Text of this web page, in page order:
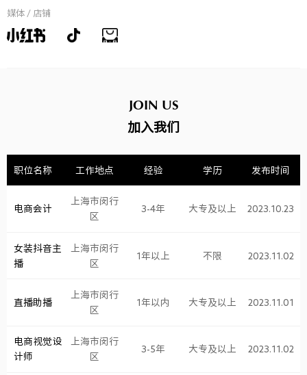
媒体 / 店铺
JOIN US
加入我们
职位名称 工作地点 经验 学历 发布时间
电商会计
上海市闵行
区
3-4年 大专及以上 2023.10.23
女装抖音主
播
上海市闵行
区
1年以上 不限 2023.11.02
直播助播
上海市闵行
区
1年以内 大专及以上 2023.11.01
电商视觉设
计师
上海市闵行
区
3-5年 大专及以上 2023.11.02